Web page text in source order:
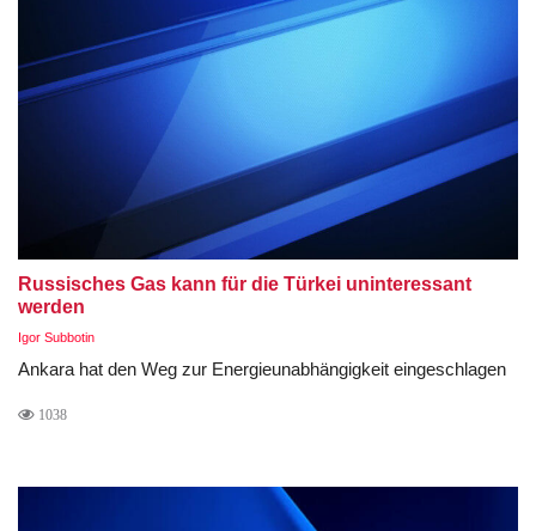
Russisches Gas kann für die Türkei uninteressant
werden
Igor Subbotin
Ankara hat den Weg zur Energieunabhängigkeit eingeschlagen
1038